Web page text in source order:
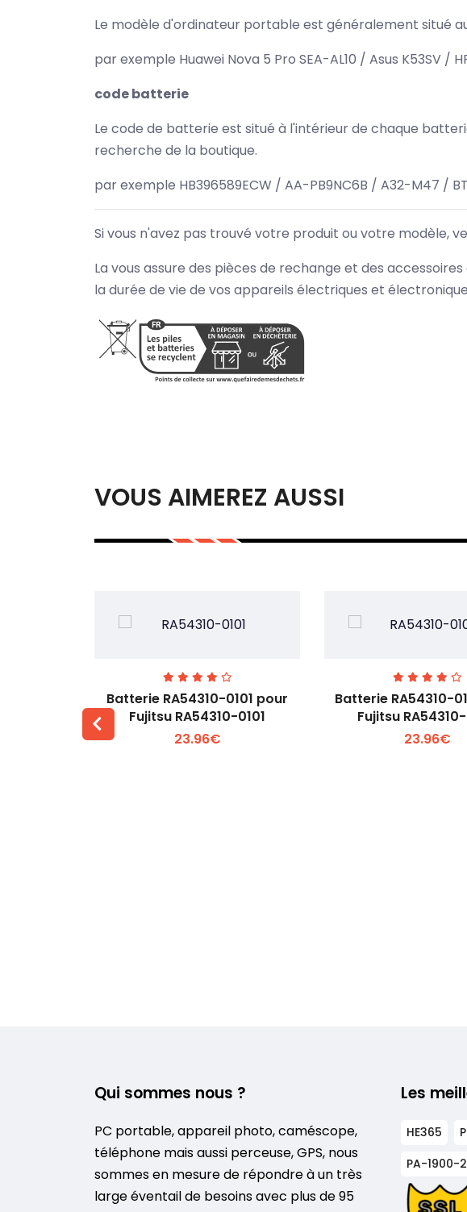
Le modèle d'ordinateur portable est généralement situé
par exemple Huawei Nova 5 Pro SEA-AL10 / Asus K53SV /
code batterie
Le code de batterie est situé à l'intérieur de chaque
recherche de la boutique.
par exemple HB396589ECW / AA-PB9NC6B / A32-M47 /
Si vous n'avez pas trouvé votre produit ou votre modèle,
La vous assure des pièces de rechange et des
la durée de vie de vos appareils électriques et
VOUS AIMEREZ AUSSI
Voir plus +
Batterie RA54310-0101 pour
Fujitsu RA54310-0101
23.96€
Voir plus +
Batterie RA54310-
Fujitsu
23.96€
Qui sommes nous ?
PC portable, appareil photo, caméscope,
téléphone mais aussi perceuse, GPS, nous
sommes en mesure de répondre à un très
large éventail de besoins avec plus de 95
Les
HE365
PA-1900-